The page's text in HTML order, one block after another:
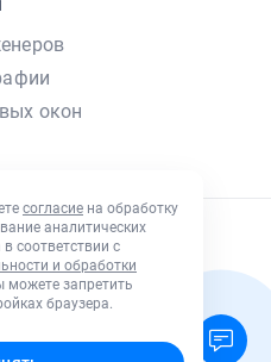
окон
носит
характер
согласие на обработку
аналитических
соответствии с
и обработки
можете запретить
браузера.